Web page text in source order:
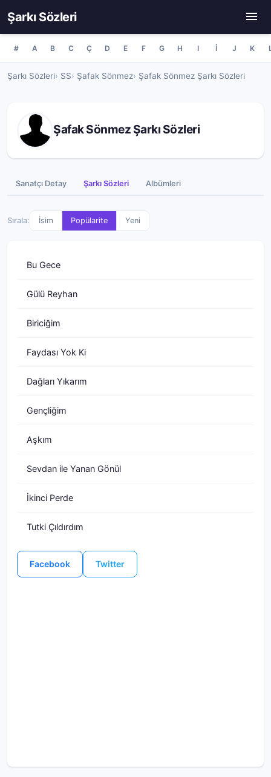
Şarkı Sözleri
# A B C Ç D E F G H I İ J K
Şarkı Sözleri SS Şafak Sönmez Şafak Sönmez Şarkı Sözleri
Şafak Sönmez Şarkı Sözleri
Sanatçı Detay Şarkı Sözleri Albümleri
Sırala: İsim Popülarite Yeni
Bu Gece
Gülü Reyhan
Biriciğim
Faydası Yok Ki
Dağları Yıkarım
Gençliğim
Aşkım
Sevdan ile Yanan Gönül
İkinci Perde
Tutki Çıldırdım
Facebook Twitter